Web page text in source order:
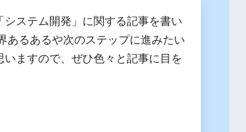
システム開発」に関する記事を書い
あるあるや次のステップに進みたい
いますので、ぜひ色々と記事に目を